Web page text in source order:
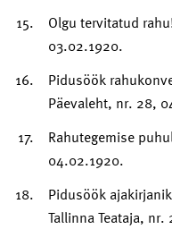
Olgu tervitatud
03.02.1920.
Pidusöök
Päevaleht, nr. 28,
Rahutegemise
04.02.1920.
Pidusöök
Tallinna Teataja,